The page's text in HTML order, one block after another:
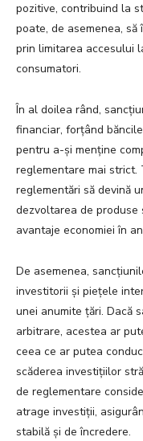
pozitive, contribuind la
poate, de asemenea,
prin limitarea accesului
consumatori.
În al doilea rând,
financiar, forțând
pentru a-și menține
reglementare mai strict.
reglementări să devină
dezvoltarea de produse
avantaje economiei în
De asemenea,
investitorii și piețele
unei anumite țări. Dacă
arbitrare, acestea ar
ceea ce ar putea
scăderea investițiilor
de reglementare
atrage investiții,
stabilă și de încredere.